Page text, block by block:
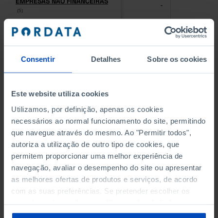
Consentir Detalhes Sobre os cookies
Este website utiliza cookies
Utilizamos, por definição, apenas os cookies
necessários ao normal funcionamento do site, permitindo
que navegue através do mesmo. Ao "Permitir todos",
autoriza a utilização de outro tipo de cookies, que
permitem proporcionar uma melhor experiência de
navegação, avaliar o desempenho do site ou apresentar
as melhores ofertas de produtos e serviços, de acordo
com as suas preferências. Se pretender escolher os
sobre cookies através da gestão de preferências ou da
(5)
(5)
-
PESSOAL AO SERVIÇO NAS
EMPRESAS NÃO FINANCEIRAS
PESSOAL AO SERVIÇO NAS
EMPRESAS NÃO FINANCEIRAS
(5)
- -
QUATRO MAIORES EMPRESAS
Empresas não financeiras
QUATRO MAIORES EMPRESAS
Empresas não financeiras
VOLUME DE NEGÓCIOS DAS
QUATRO MAIORES EMPRESAS
DO MUNICÍPIO (%)
Empresas não financeiras
VOLUME DE NEGÓCIOS DAS
QUATRO MAIORES EMPRESAS
DO MUNICÍPIO (%)
Empresas não financeiras
BANCOS, CAIXAS ECONÓMICAS
BANCOS, CAIXAS ECONÓMICAS -
CAIXAS DE CRÉDITO AGRÍCOLA
CAIXAS DE CRÉDITO AGRÍCOLA